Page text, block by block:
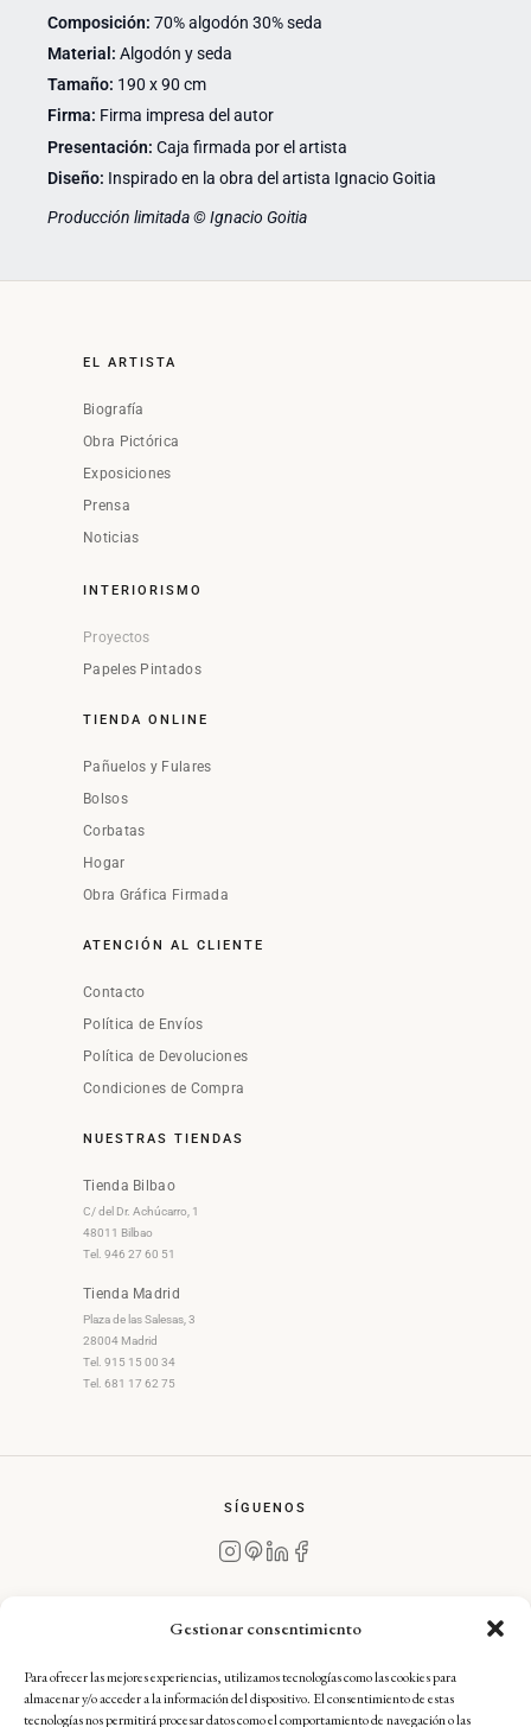
Gestionar consentimiento
Para ofrecer las mejores experiencias, utilizamos tecnologías como las cookies para
almacenar y/o acceder a la información del dispositivo. El consentimiento de estas
tecnologías nos permitirá procesar datos como el comportamiento de navegación o las
Composición: 70% algodón 30% seda
Material: Algodón y seda
Tamaño: 190 x 90 cm
Firma: Firma impresa del autor
Presentación: Caja firmada por el artista
Diseño: Inspirado en la obra del artista Ignacio Goitia
Producción limitada © Ignacio Goitia
EL ARTISTA
Biografía
Obra Pictórica
Exposiciones
Prensa
Noticias
INTERIORISMO
Proyectos
Papeles Pintados
TIENDA ONLINE
Pañuelos y Fulares
Bolsos
Corbatas
Hogar
Obra Gráfica Firmada
ATENCIÓN AL CLIENTE
Contacto
Política de Envíos
Política de Devoluciones
Condiciones de Compra
NUESTRAS TIENDAS
Tienda Bilbao
C/ del Dr. Achúcarro, 1
48011 Bilbao
Tel. 946 27 60 51
Tienda Madrid
Plaza de las Salesas, 3
28004 Madrid
Tel. 915 15 00 34
Tel. 681 17 62 75
SÍGUENOS
Aviso Legal·Condiciones Generales de Compra·
Política de Devoluciones·Política de Envíos·